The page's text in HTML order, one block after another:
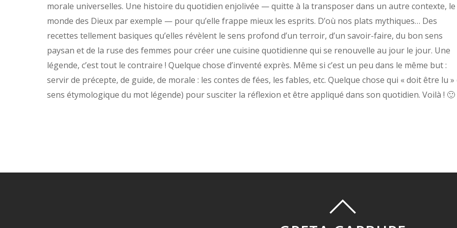
morale universelles. Une histoire du quotidien enjolivée — quitte à la transposer dans un autre contexte, le
monde des Dieux par exemple — pour qu’elle frappe mieux les esprits. D’où nos plats mythiques… Des
recettes tellement basiques qu’elles révèlent le sens profond d’un terroir, d’un savoir-faire, du bon sens
paysan et de la ruse des femmes pour créer une cuisine quotidienne qui se renouvelle au jour le jour. Une
légende, c’est tout le contraire ! Quelque chose d’inventé exprès. Même si c’est un peu dans le même but :
servir de précepte, de guide, de morale : les contes de fées, les fables, etc. Quelque chose qui « doit être lu »
sens étymologique du mot légende) pour susciter la réflexion et être appliqué dans son quotidien. Voilà ! 🙂